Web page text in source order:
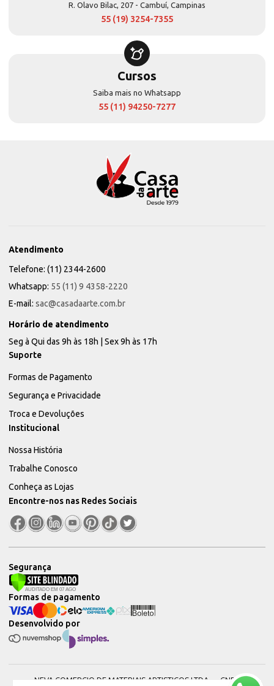
R. Olavo Bilac, 207 - Cambuí, Campinas
55 (19) 3254-7355
Cursos
Saiba mais no Whatsapp
55 (11) 94250-7277
Atendimento
Telefone: (11) 2344-2600
Whatsapp: 55 (11) 9 4358-2220
E-mail: sac@casadaarte.com.br
Horário de atendimento
Seg à Qui das 9h às 18h | Sex 9h às 17h
Suporte
Formas de Pagamento
Segurança e Privacidade
Troca e Devoluções
Institucional
Nossa História
Trabalhe Conosco
Conheça as Lojas
Encontre-nos nas Redes Sociais
Segurança
Desenvolvido por
Formas de pagamento
NEVA COMERCIO DE MATERIAIS ARTISTICOS LTDA — CNPJ: